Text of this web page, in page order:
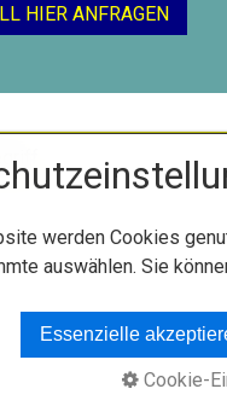
HIER ANFRAGEN
Kontakt
© 1998 - 2026 DK
werden Cookies
auswählen. Sie
Essenzielle
Cookie-